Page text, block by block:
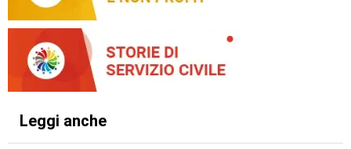
Leggi anche